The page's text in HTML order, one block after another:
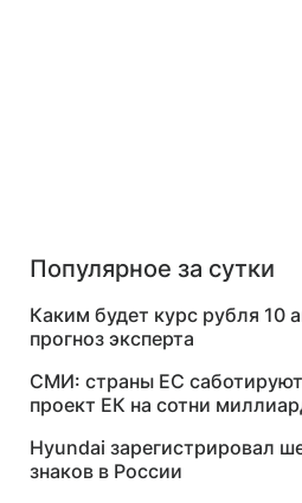
Популярное за сутки
Каким будет курс рубля 10
прогноз эксперта
СМИ: страны ЕС
проект ЕК на сотни
Hyundai зарегистрировал
знаков в России